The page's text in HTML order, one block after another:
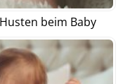
beim Baby